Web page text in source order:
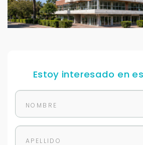
Estoy interesado en